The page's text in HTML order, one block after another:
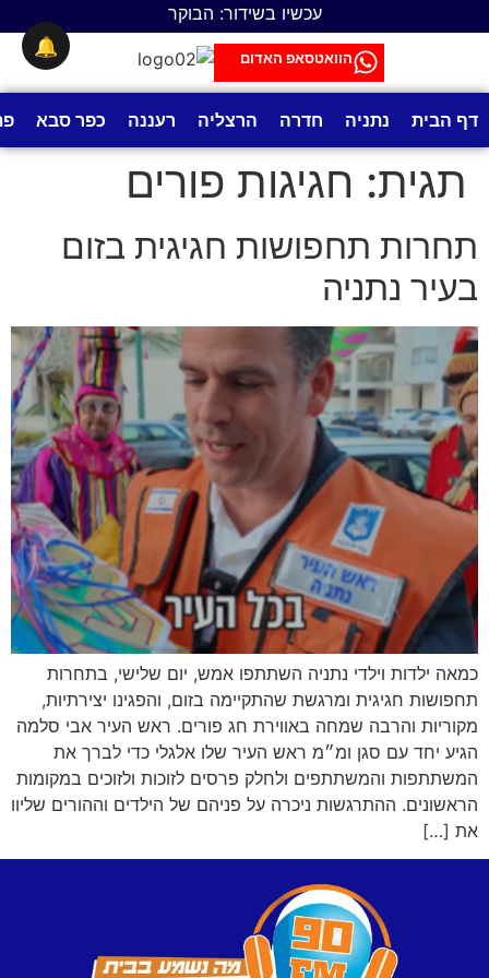
עכשיו בשידור: הבוקר
הוואטסאפ האדום
דף הבית נתניה חדרה הרצליה רעננה כפר סבא
תגית: חגיגות פורים
תחרות תחפושות חגיגית בזום
בעיר נתניה
כמאה ילדות וילדי נתניה השתתפו אמש, יום שלישי, בתחרות
תחפושות חגיגית ומרגשת שהתקיימה בזום, והפגינו יצירתיות,
מקוריות והרבה שמחה באווירת חג פורים. ראש העיר אבי סלמה
הגיע יחד עם סגן ומ״מ ראש העיר שלו אלגלי כדי לברך את
המשתתפות והמשתתפים ולחלק פרסים לזוכות ולזוכים במקומות
הראשונים. ההתרגשות ניכרה על פניהם של הילדים וההורים שליוו
את […]
🔔